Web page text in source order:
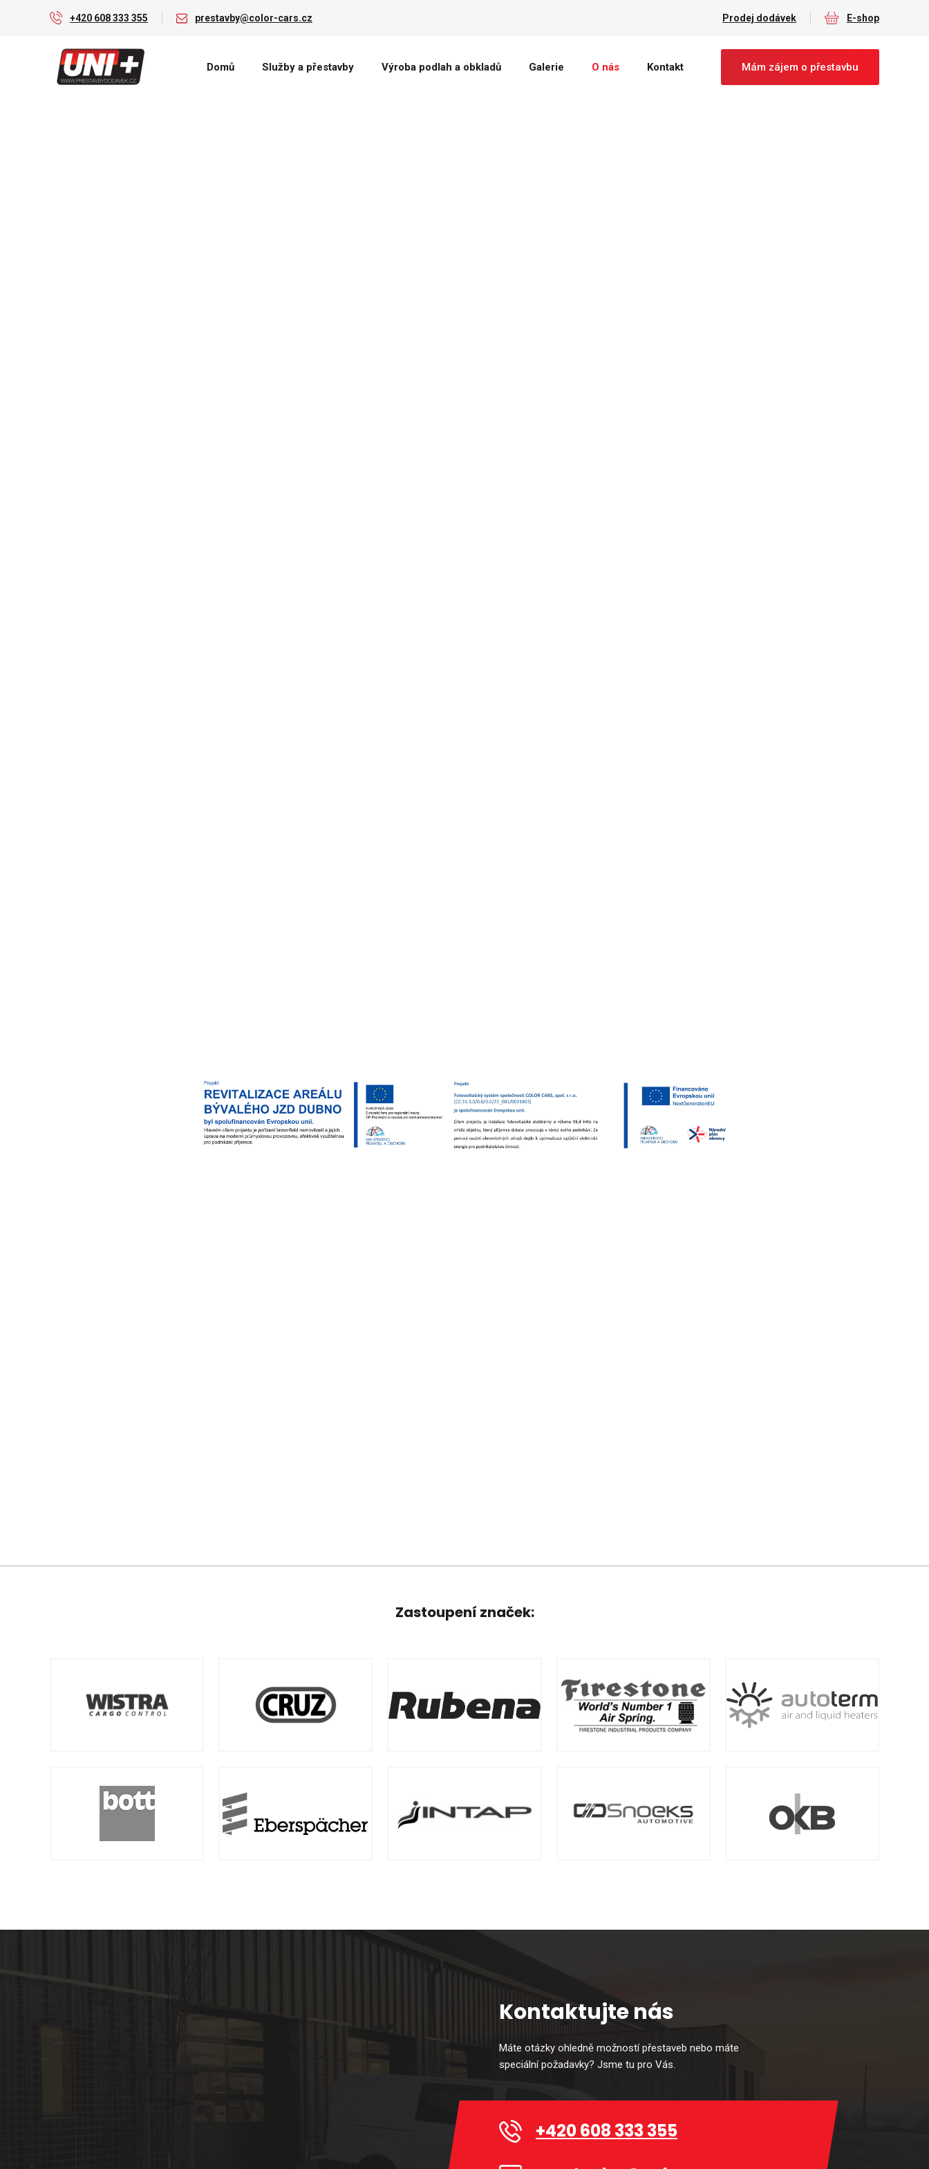
+420 608 333 355 prestavby@color-cars.cz Prodej dodávek E-shop
Domů Služby a přestavby Výroba podlah a obkladů Galerie O nás Kontakt Mám zájem o přestavbu
Zastoupení značek:
Kontaktujte nás
Máte otázky ohledně možností přestaveb nebo máte
speciální požadavky? Jsme tu pro Vás.
+420 608 333 355